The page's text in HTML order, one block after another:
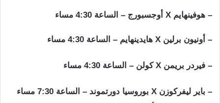
– هوفينهايم X أوجسبورج – الساعة 4:30 مساء
– أونيون برلين X هايدينهايم – الساعة 4:30 مساء
– فيردر بريمن X كولن – الساعة 4:30 مساء
– باير ليفركوزن X بوروسيا دورتموند – الساعة 7:30 مساء